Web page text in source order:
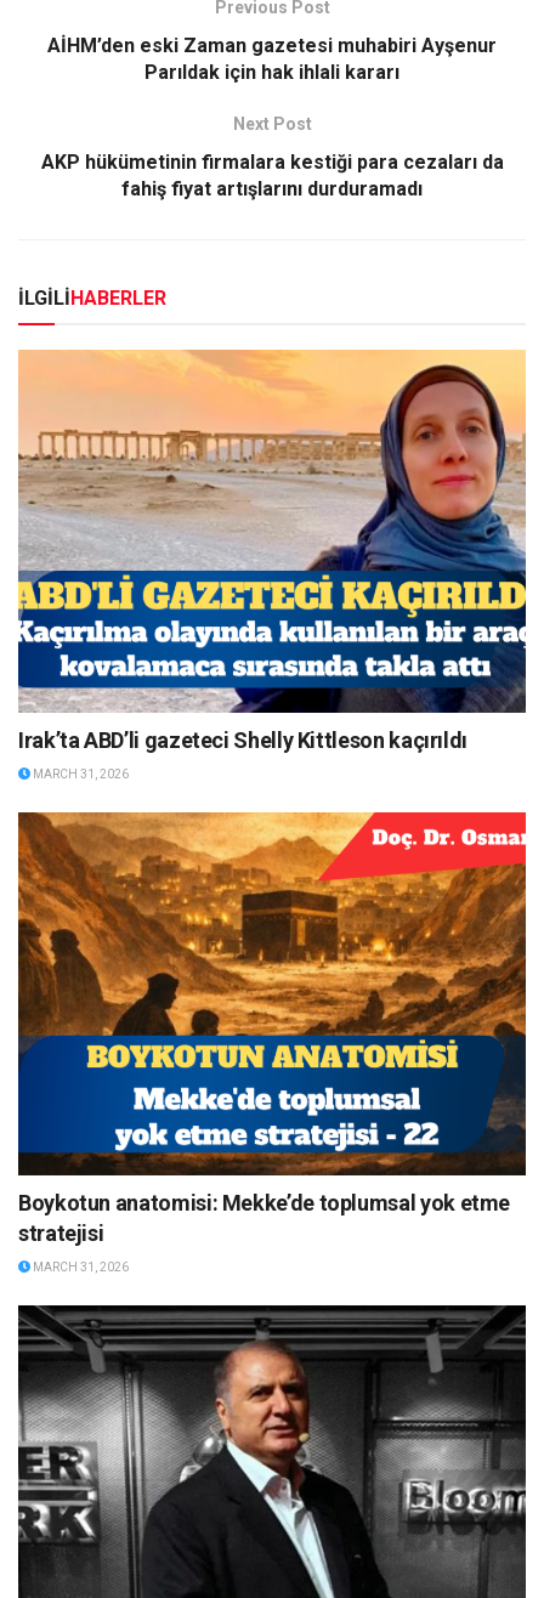
Previous Post
AİHM’den eski Zaman gazetesi muhabiri Ayşenur
Parıldak için hak ihlali kararı
Next Post
AKP hükümetinin firmalara kestiği para cezaları da
fahiş fiyat artışlarını durduramadı
İLGİLİHABERLER
Irak’ta ABD’li gazeteci Shelly Kittleson kaçırıldı
MARCH 31, 2026
Boykotun anatomisi: Mekke’de toplumsal yok etme
stratejisi
MARCH 31, 2026